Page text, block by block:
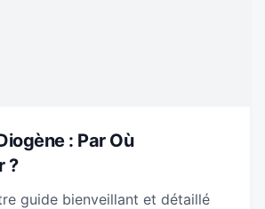
: Par Où
?
guide bienveillant et détaillé